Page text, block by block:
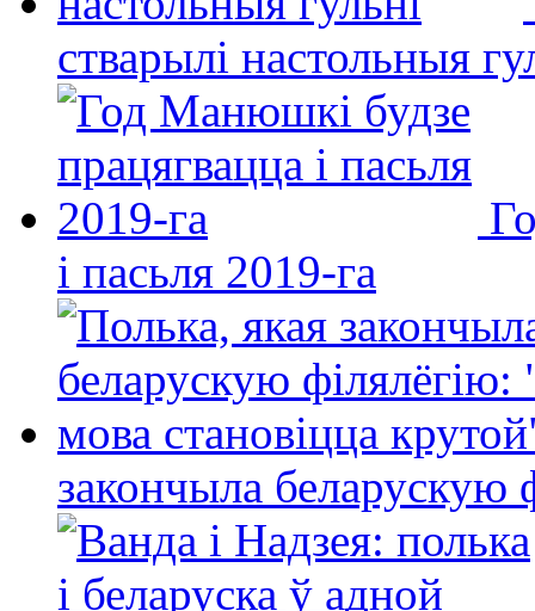
стварылі настольныя
і пасьля 2019-га
закончыла беларускую